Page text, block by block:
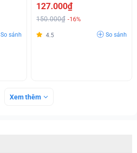
So sánh
127.000₫
150.000₫ -16%
4.5 So sánh
Xem thêm